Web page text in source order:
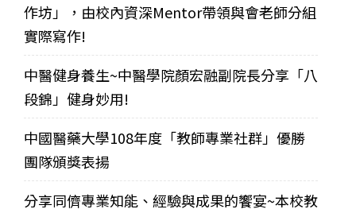
作坊」，由校內資深Mentor帶領與會老師分組
實際寫作!
中醫健身養生~中醫學院顏宏融副院長分享「八
段錦」健身妙用!
中國醫藥大學108年度「教師專業社群」優勝
團隊頒獎表揚
分享同儕專業知能、經驗與成果的饗宴~本校教